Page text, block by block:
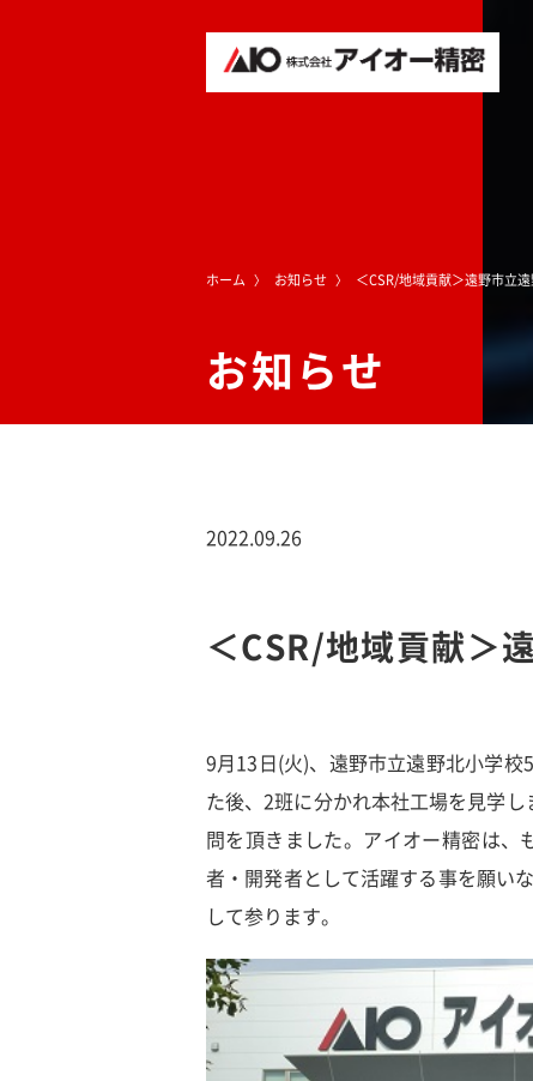
ホーム お知らせ ＜CSR/地域貢献＞遠野市立
お知らせ
2022.09.26
＜CSR/地域貢献＞
9月13日(火)、遠野市立遠野北小学
た後、2班に分かれ本社工場を見学
問を頂きました。アイオー精密は
者・開発者として活躍する事を願い
して参ります。